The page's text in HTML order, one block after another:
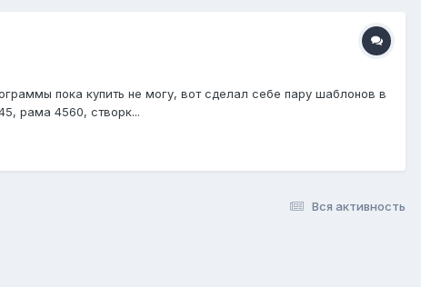
пока купить не могу, вот сделал себе пару шаблонов в
рама 4560, створк...
Вся активность